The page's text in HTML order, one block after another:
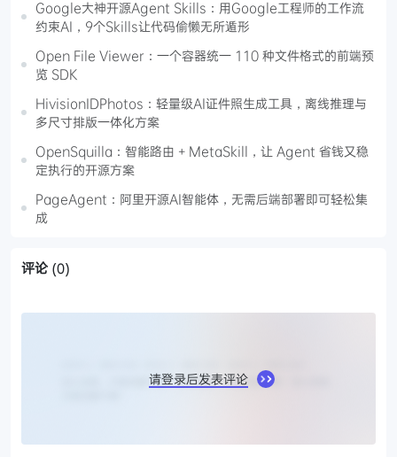
Google大神开源Agent Skills：用Google工程师的工作流
约束AI，9个Skills让代码偷懒无所遁形
Open File Viewer：一个容器统一 110 种文件格式的前端预
览 SDK
HivisionIDPhotos：轻量级AI证件照生成工具，离线推理与
多尺寸排版一体化方案
OpenSquilla：智能路由 + MetaSkill，让 Agent 省钱又稳
定执行的开源方案
PageAgent：阿里开源AI智能体，无需后端部署即可轻松集
成
评论 (0)
请登录后发表评论